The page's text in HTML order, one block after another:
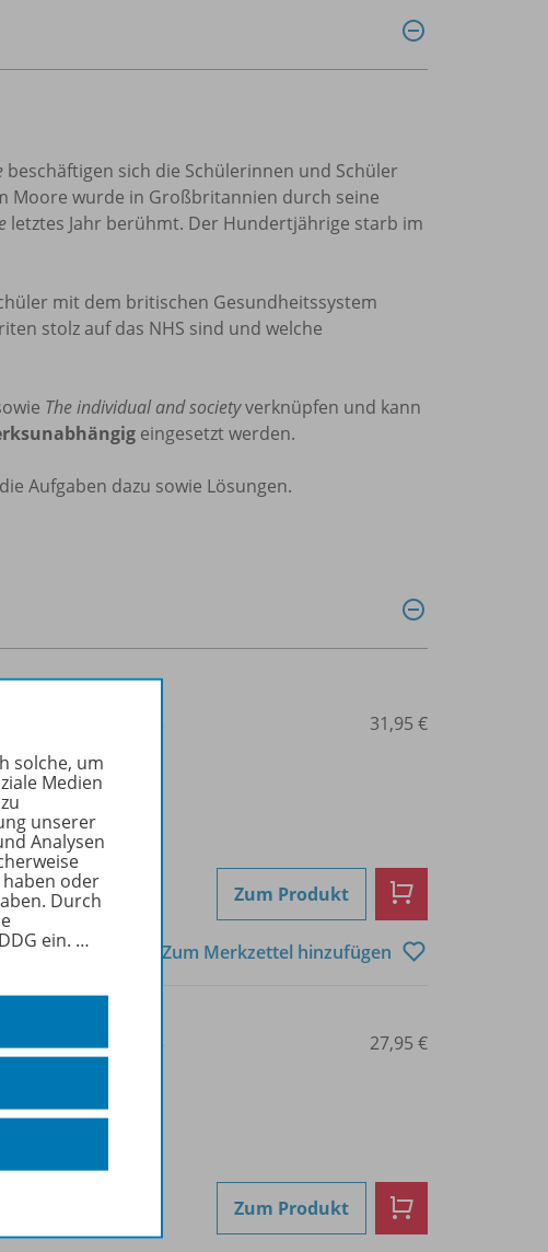
beschäftigen sich die Schülerinnen und Schüler
Moore wurde in Großbritannien durch seine
letztes Jahr berühmt. Der Hundertjährige starb im
mit dem britischen Gesundheitssystem
stolz auf das NHS sind und welche
The individual and societyverknüpfen und kann
eingesetzt werden.
Aufgaben dazu sowie Lösungen.
31,95 €
Zum Produkt
Zum Merkzettel hinzufügen
978-3-425-73630-3 27,95 €
Zum Produkt
solche, um
Medien
unserer
Analysen
oder
Durch
ein. …